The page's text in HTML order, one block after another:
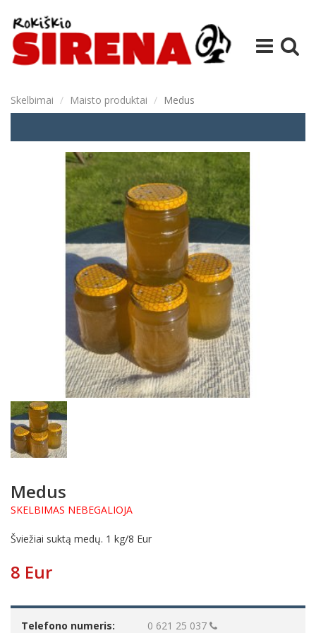
Skelbimai Maisto produktai Medus
Medus
SKELBIMAS NEBEGALIOJA
Šviežiai suktą medų. 1 kg/8 Eur
8 Eur
Telefono numeris: 0 621 25 037